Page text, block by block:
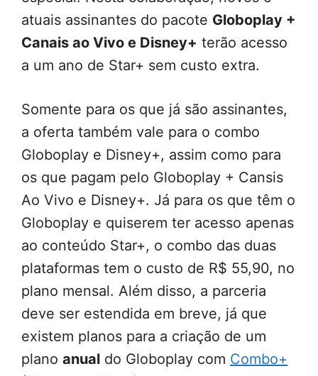
atuais assinantes do pacote Globoplay +
Canais ao Vivo e Disney+ terão acesso
a um ano de Star+ sem custo extra.
Somente para os que já são assinantes,
a oferta também vale para o combo
Globoplay e Disney+, assim como para
os que pagam pelo Globoplay + Cansis
Ao Vivo e Disney+. Já para os que têm o
Globoplay e quiserem ter acesso apenas
ao conteúdo Star+, o combo das duas
plataformas tem o custo de R$ 55,90, no
plano mensal. Além disso, a parceria
deve ser estendida em breve, já que
existem planos para a criação de um
plano anual do Globoplay com Combo+